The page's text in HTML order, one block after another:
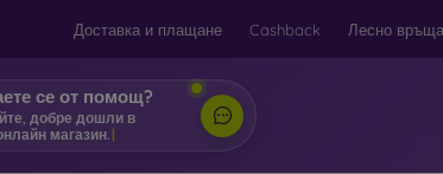
Доставка и плащане Cashback Лесно
се от помощ?
добре дошли в
|